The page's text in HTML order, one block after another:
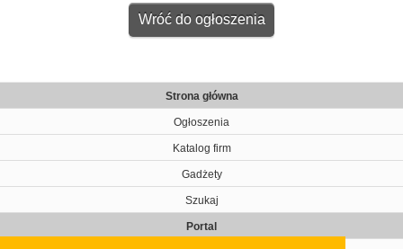
Wróć do ogłoszenia
Strona główna
Ogłoszenia
Katalog firm
Gadżety
Szukaj
Portal